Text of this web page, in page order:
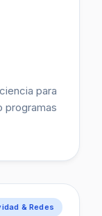
para
programas
& Redes